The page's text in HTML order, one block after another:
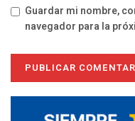
Guardar mi nombre,
navegador para la